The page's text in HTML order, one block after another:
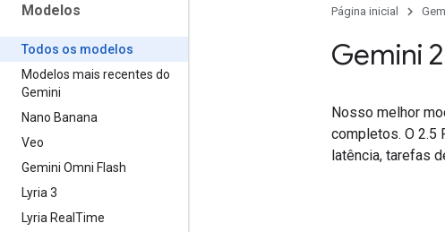
Modelos
Todos os modelos
Modelos mais recentes do
Gemini
Nano Banana
Veo
Gemini Omni Flash
Lyria 3
Lyria Real Time
Página inicial
Gemini 2
Nosso melhor
completos. O 2.5
latência, tarefas